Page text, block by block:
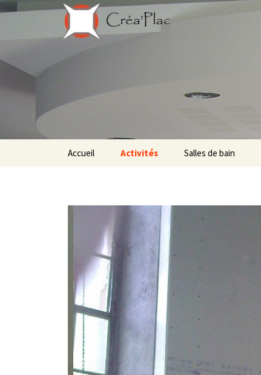
Aller au contenu principal
Accueil Activités Salles de bain